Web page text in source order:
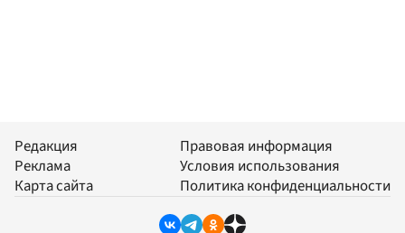
Редакция
Реклама
Карта сайта
Правовая информация
Условия использования
Политика конфиденциальности